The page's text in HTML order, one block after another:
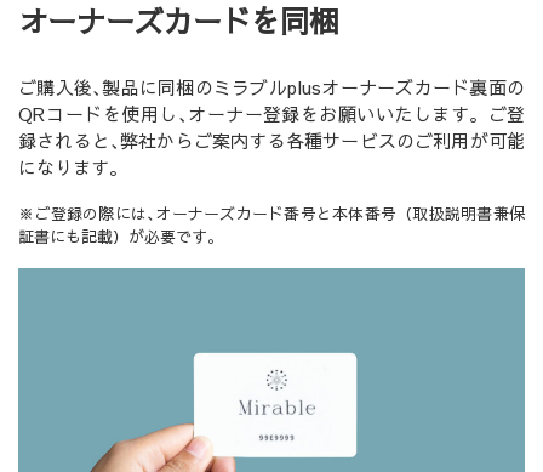
オーナーズカードを同梱
ご購入後､製品に同梱のミラブルplusオーナーズカード裏面の
QRコードを使用し､オーナー登録をお願いいたします。ご登
録されると､弊社からご案内する各種サービスのご利用が可能
になります｡
※ご登録の際には､オーナーズカード番号と本体番号（取扱説明書兼保
証書にも記載）が必要です｡